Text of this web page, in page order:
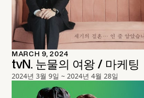
MARCH 9, 2024
tvN. 눈물의 여왕 / 마케팅
2024년 3월 9일 ~ 2024년 4월 28일